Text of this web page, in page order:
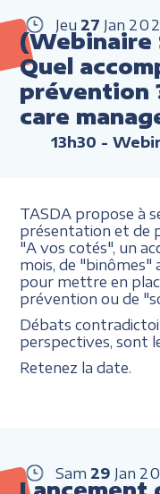
Jeu 27 Jan
(Webinaire
Quel
prévention
care
13h30 -
TASDA propose à
présentation et de
"A vos cotés", un
mois, de "binômes"
pour mettre en
prévention ou de
Débats
perspectives, sont
Retenez la date.
Sam 29 Jan